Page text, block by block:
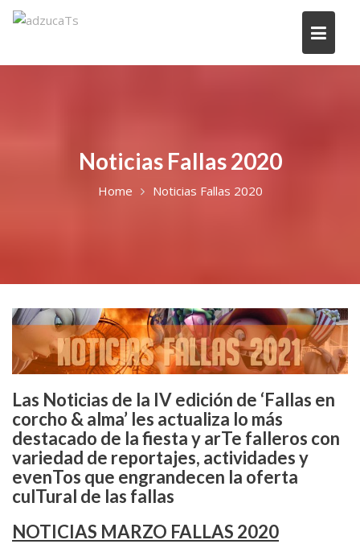
Noticias Fallas 2020
Home Noticias Fallas 2020
Las Noticias de la IV edición de ‘Fallas en
corcho & alma’ les actualiza lo más
destacado de la fiesta y arTe falleros con
variedad de reportajes, actividades y
evenTos que engrandecen la oferta
culTural de las fallas
NOTICIAS MARZO FALLAS 2020